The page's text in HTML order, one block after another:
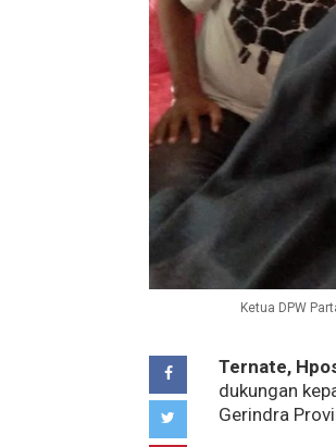
Ketua DPW
Ternate,
dukungan
Gerindra